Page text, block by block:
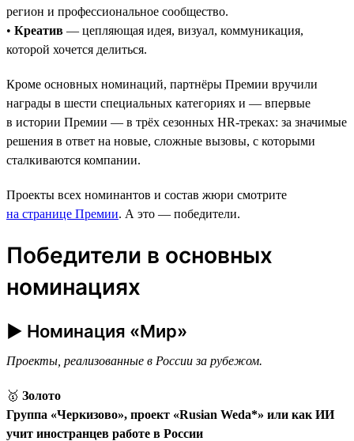
регион и профессиональное сообщество.
• Креатив — цепляющая идея, визуал, коммуникация,
которой хочется делиться.
Кроме основных номинаций, партнёры Премии вручили
награды в шести специальных категориях и — впервые
в истории Премии — в трёх сезонных HR-треках: за значимые
решения в ответ на новые, сложные вызовы, с которыми
сталкиваются компании.
Проекты всех номинантов и состав жюри смотрите
на странице Премии. А это — победители.
Победители в основных
номинациях
► Номинация «Мир»
Проекты, реализованные в России за рубежом.
🥇 Золото
Группа «Черкизово», проект «Rusian Weda*» или как ИИ
учит иностранцев работе в России